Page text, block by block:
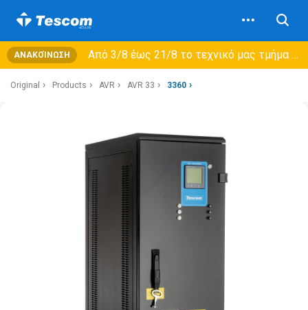
ΑΝΑΚΟΊΝΩΣΗ Από 3/8 έως 21/8 τo τεχνικό μας τμήμα θα εξυπηρετεί μόνο συμβόλαια συντήρησης και όχι νέες παραλαβές →
Original Products AVR AVR 33 3360